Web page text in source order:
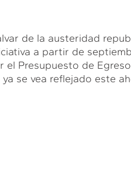
de la austeridad
a partir de
Presupuesto de
se vea reflejado este